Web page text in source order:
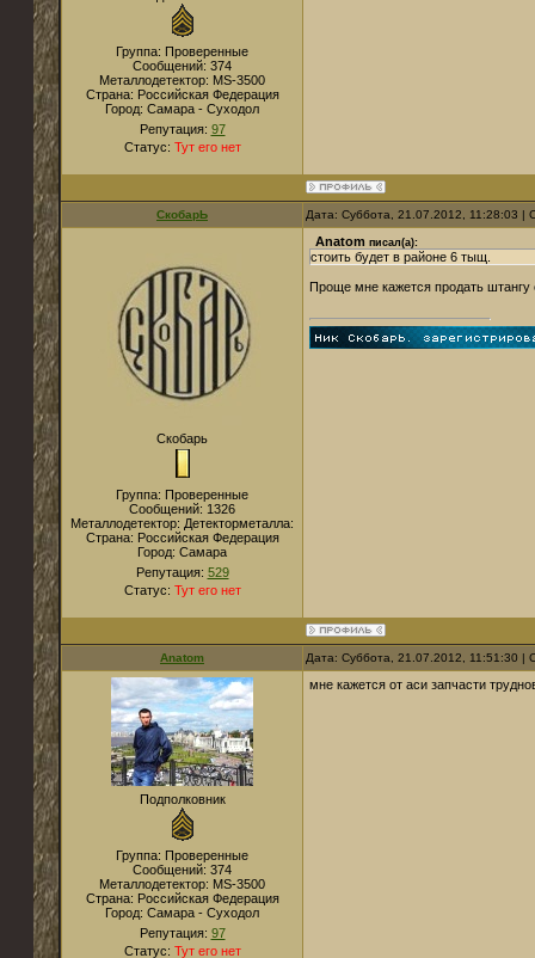
Группа: Проверенные
Сообщений: 374
Металлодетектор: MS-3500
Страна: Российская Федерация
Город: Самара - Суходол
Репутация: 97
Статус: Тут его нет
СкобарЬ Дата: Суббота, 21.07.2012, 11:28:03
Скобарь
Группа: Проверенные
Сообщений: 1326
Металлодетектор: Детекторметалла:
Страна: Российская Федерация
Город: Самара
Репутация: 529
Статус: Тут его нет
Anatom писал(а):
стоить будет в районе 6 тыщ.
Проще мне кажется продать штангу
Anatom Дата: Суббота, 21.07.2012, 11:51:30
Подполковник
Группа: Проверенные
Сообщений: 374
Металлодетектор: MS-3500
Страна: Российская Федерация
Город: Самара - Суходол
Репутация: 97
Статус: Тут его нет
мне кажется от аси запчасти